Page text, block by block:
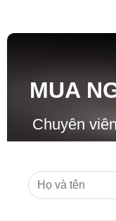
MUA
Chuyên